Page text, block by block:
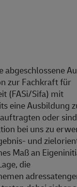
abgeschlossene
zur Fachkraft für
(FASi/Sifa) mit
eine Ausbildung
oder
bei uns zu
und
Maß an
die